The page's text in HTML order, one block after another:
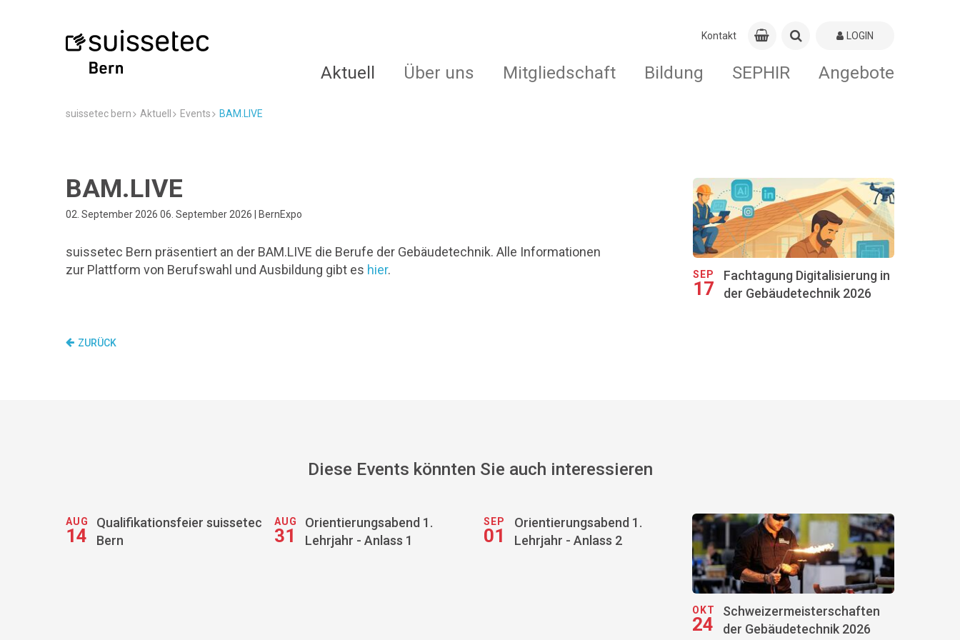
Kontakt LOGIN
Aktuell Über uns Mitgliedschaft Bildung SEPHIR Angebote
suissetec bern Aktuell Events BAM.LIVE
BAM.LIVE
02. September 2026 06. September 2026 | BernExpo
suissetec Bern präsentiert an der BAM.LIVE die Berufe der Gebäudetechnik. Alle Informationen
zur Plattform von Berufswahl und Ausbildung gibt es hier.
ZURÜCK
SEP
17
Fachtagung Digitalisierung in
der Gebäudetechnik 2026
Diese Events könnten Sie auch interessieren
AUG
14
Qualifikationsfeier suissetec
Bern
AUG
31
Orientierungsabend 1.
Lehrjahr - Anlass 1
SEP
01
Orientierungsabend 1.
Lehrjahr - Anlass 2
OKT
24
Schweizermeisterschaften
der Gebäudetechnik 2026